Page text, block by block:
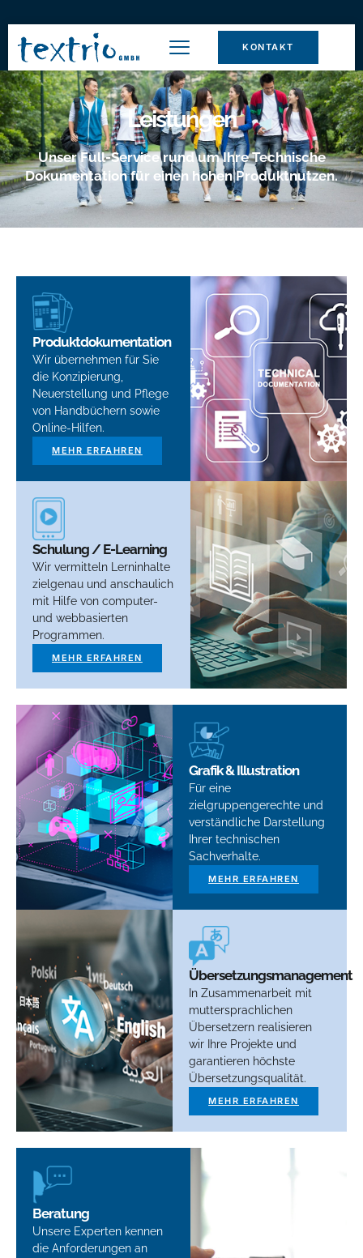
KONTAKT
Leistungen
Unser Full-Service rund um Ihre Technische
Dokumentation für einen hohen Produktnutzen.
Produktdokumentation
Wir übernehmen für Sie
die Konzipierung,
Neuerstellung und Pflege
von Handbüchern sowie
Online-Hilfen.
MEHR ERFAHREN
Schulung / E-Learning
Wir vermitteln Lerninhalte
zielgenau und anschaulich
mit Hilfe von computer-
und webbasierten
Programmen.
MEHR ERFAHREN
Übersetzungsmanagement
In Zusammenarbeit mit
muttersprachlichen
Übersetzern realisieren
wir Ihre Projekte und
garantieren höchste
Übersetzungsqualität.
MEHR ERFAHREN
Grafik & Illustration
Für eine
zielgruppengerechte und
verständliche Darstellung
Ihrer technischen
Sachverhalte.
MEHR ERFAHREN
Beratung
Unsere Experten kennen
die Anforderungen an